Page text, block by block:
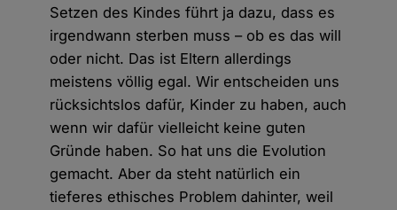
Setzen des Kindes führt ja dazu, dass es
irgendwann sterben muss – ob es das will
oder nicht. Das ist Eltern allerdings
meistens völlig egal. Wir entscheiden uns
rücksichtslos dafür, Kinder zu haben, auch
wenn wir dafür vielleicht keine guten
Gründe haben. So hat uns die Evolution
gemacht. Aber da steht natürlich ein
tieferes ethisches Problem dahinter, weil